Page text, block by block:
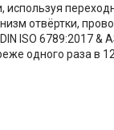
отвёртки,
ISO 6789:2017 &
одного раза в